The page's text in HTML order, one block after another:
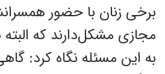
برخی زنان با حضور
مجازی مشکل‌دارند که البته
به این مسئله نگاه کرد: